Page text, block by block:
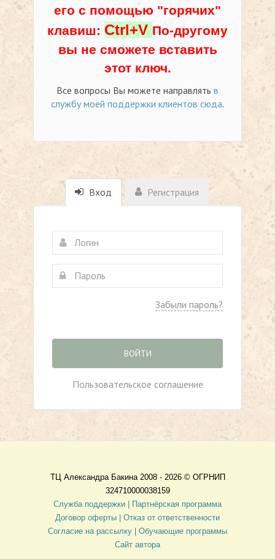
его с помощью "горячих"
клавиш: Ctrl+V По-другому
вы не сможете вставить
этот ключ.
Все вопросы Вы можете направлять в
службу моей поддержки клиентов сюда.
Вход Регистрация
Забыли пароль?
ВОЙТИ
Пользовательское соглашение
ТЦ Александра Бакина 2008 - 2026 © ОГРНИП
324710000038159
Служба поддержки |
Партнёрская программа
Договор оферты
| Отказ от ответственности
Согласие на рассылку | Обучающие программы
Сайт автора